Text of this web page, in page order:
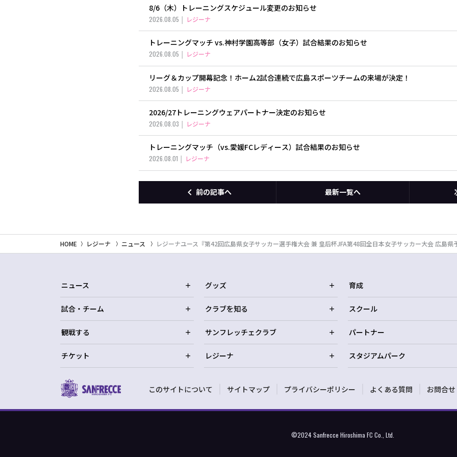
8/6（木）トレーニングスケジュール変更のお知らせ
2026.08.05 レジーナ
トレーニングマッチ vs.神村学園高等部（女子）試合結果のお知らせ
2026.08.05 レジーナ
リーグ＆カップ開幕記念！ホーム2試合連続で広島スポーツチームの来場が決定！
2026.08.05 レジーナ
2026/27トレーニングウェアパートナー決定のお知らせ
2026.08.03 レジーナ
トレーニングマッチ（vs.愛媛FCレディース）試合結果のお知らせ
2026.08.01 レジーナ
前の記事へ 最新一覧へ
HOME レジーナ ニュース レジーナユース『第42回広島県女子サッカー選手権大会 兼 皇后杯JFA第48回全日本女子サッカー大会 広島県
ニュース
試合・チーム
観戦する
チケット
グッズ
クラブを知る
サンフレッチェクラブ
レジーナ
育成
スクール
パートナー
スタジアムパーク
このサイトについて サイトマップ プライバシーポリシー よくある質問 お問合せ
©2024 Sanfrecce Hiroshima FC Co., Ltd.